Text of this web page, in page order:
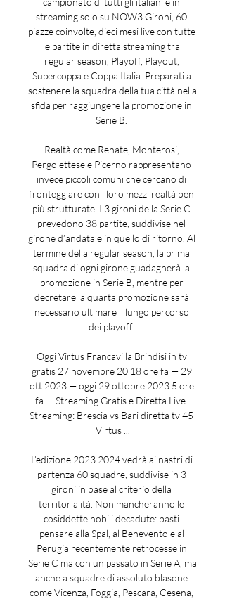
streaming solo su NOW3 Gironi, 60
piazze coinvolte, dieci mesi live con tutte
le partite in diretta streaming tra
regular season, Playoff, Playout,
Supercoppa e Coppa Italia. Preparati a
sostenere la squadra della tua città nella
sfida per raggiungere la promozione in
Serie B.
Realtà come Renate, Monterosi,
Pergolettese e Picerno rappresentano
invece piccoli comuni che cercano di
fronteggiare con i loro mezzi realtà ben
più strutturate. I 3 gironi della Serie C
prevedono 38 partite, suddivise nel
girone d’andata e in quello di ritorno. Al
termine della regular season, la prima
squadra di ogni girone guadagnerà la
promozione in Serie B, mentre per
decretare la quarta promozione sarà
necessario ultimare il lungo percorso
dei playoff.
Oggi Virtus Francavilla Brindisi in tv
gratis 27 novembre 20 18 ore fa — 29
ott 2023 — oggi 29 ottobre 2023 5 ore
fa — Streaming Gratis e Diretta Live.
Streaming: Brescia vs Bari diretta tv 45
Virtus ...
L’edizione 2023 2024 vedrà ai nastri di
partenza 60 squadre, suddivise in 3
gironi in base al criterio della
territorialità. Non mancheranno le
cosiddette nobili decadute: basti
pensare alla Spal, al Benevento e al
Perugia recentemente retrocesse in
Serie C ma con un passato in Serie A, ma
anche a squadre di assoluto blasone
come Vicenza, Foggia, Pescara, Cesena,